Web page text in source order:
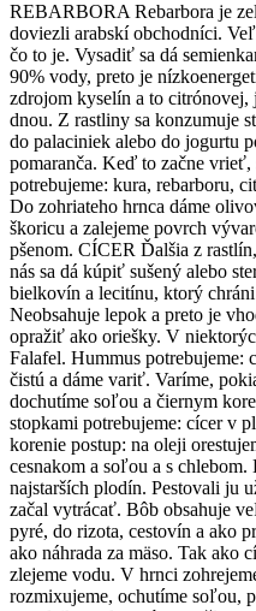
REBARBORA Rebarbora je
doviezli arabskí obchodníci.
čo to je. Vysadiť sa dá
90% vody, preto je
zdrojom kyselín a to
dnou. Z rastliny sa konzumuje
do palaciniek alebo do jogurtu
pomaranča. Keď to začne vrieť,
potrebujeme: kura, rebarboru,
Do zohriateho hrnca dáme
škoricu a zalejeme povrch
pšenom. CÍCER Ďalšia z
nás sa dá kúpiť sušený alebo
bielkovín a lecitínu, ktorý
Neobsahuje lepok a preto je
opražiť ako oriešky. V
Falafel. Hummus potrebujeme:
čistú a dáme variť. Varíme,
dochutíme soľou a čiernym
stopkami potrebujeme: cícer v
korenie postup: na oleji
cesnakom a soľou a s
najstarších plodín. Pestovali ju
začal vytrácať. Bôb obsahuje
pyré, do rizota, cestovín a ako
ako náhrada za mäso. Tak ako
zlejeme vodu. V hrnci
rozmixujeme, ochutíme soľou,